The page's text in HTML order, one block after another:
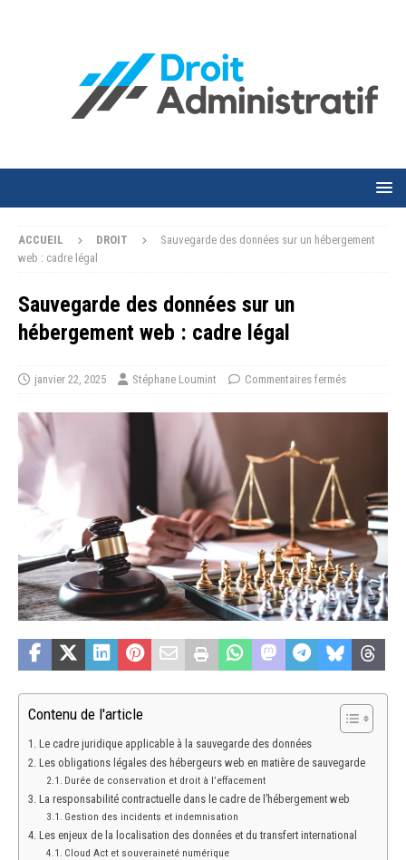
ACCUEIL DROIT
Sauvegarde des données sur un hébergement
web : cadre légal
Sauvegarde des données sur un
hébergement web : cadre légal
janvier 22, 2025 Stéphane Loumint Commentaires fermés
Contenu de l'article
Le cadre juridique applicable à la sauvegarde des données
Les obligations légales des hébergeurs web en matière de sauvegarde
Durée de conservation et droit à l’effacement
La responsabilité contractuelle dans le cadre de l’hébergement web
Gestion des incidents et indemnisation
Les enjeux de la localisation des données et du transfert international
Cloud Act et souveraineté numérique